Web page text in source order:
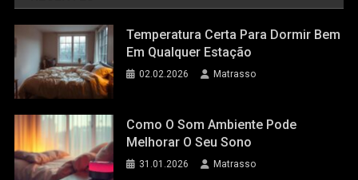
Temperatura Certa Para Dormir Bem
Em Qualquer Estação
02.02.2026 Matrasso
Como O Som Ambiente Pode
Melhorar O Seu Sono
31.01.2026 Matrasso